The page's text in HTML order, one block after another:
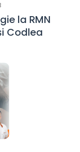
la RMN
Codlea